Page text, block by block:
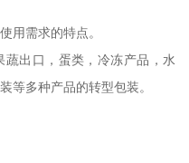
用需求的特点。
出口，蛋类，冷冻产品，水
等多种产品的转型包装。